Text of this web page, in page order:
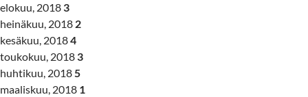
elokuu, 2018 3
heinäkuu, 2018 2
kesäkuu, 20184
toukokuu, 2018 3
huhtikuu, 20185
maaliskuu, 2018 1